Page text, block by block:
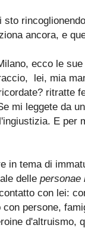
ancora, e
ecco le
lei, mia
ritratte
mi leggete da
E per
in tema di
delle personae
con lei:
persone,
d'altruismo,